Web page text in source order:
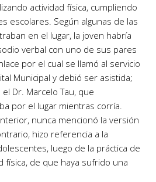
actividad física, cumpliendo
escolares. Según algunas de las
en el lugar, la joven habría
verbal con uno de sus pares
por el cual se llamó al servicio
Municipal y debió ser asistida;
Dr. Marcelo Tau, que
por el lugar mientras corría.
nunca mencionó la versión
hizo referencia a la
luego de la práctica de
física, de que haya sufrido una